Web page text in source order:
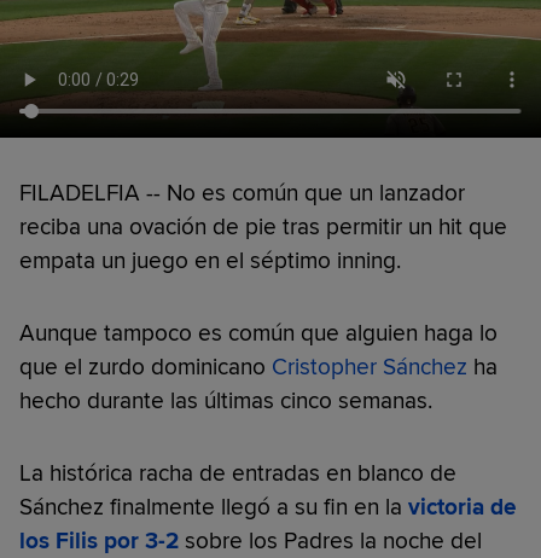
FILADELFIA -- No es común que un lanzador
reciba una ovación de pie tras permitir un hit que
empata un juego en el séptimo inning.
Aunque tampoco es común que alguien haga lo
que el zurdo dominicano Cristopher Sánchez ha
hecho durante las últimas cinco semanas.
La histórica racha de entradas en blanco de
Sánchez finalmente llegó a su fin en la victoria de
los Filis por 3-2 sobre los Padres la noche del